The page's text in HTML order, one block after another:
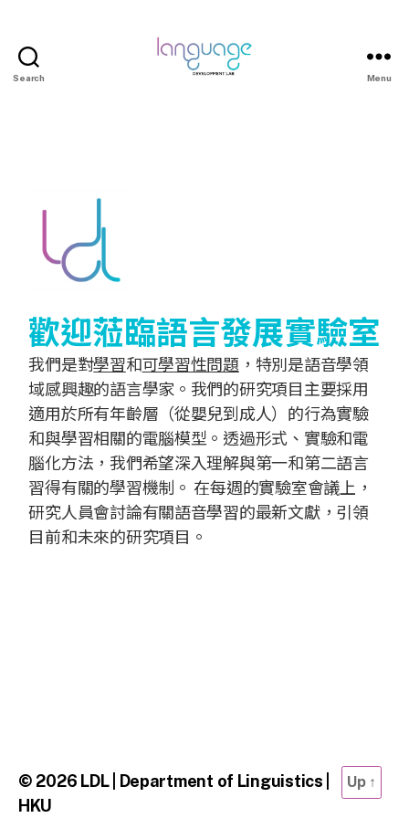
Search Menu
歡迎蒞臨語言發展實驗室
我們是對學習和可學習性問題 ，特別是語音學領
域感興趣的語言學家。我們的研究項目主要採用
適用於所有年齡層（從嬰兒到成人）的行為實驗
和與學習相關的電腦模型。透過形式、實驗和電
腦化方法，我們希望深入理解與第一和第二語言
習得有關的學習機制。 在每週的實驗室會議上，
研究人員會討論有關語音學習的最新文獻，引領
目前和未來的研究項目。
© 2026 LDL | Department of Linguistics |
HKU
Up ↑